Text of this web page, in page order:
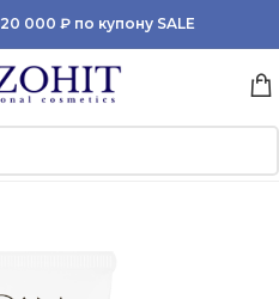
000 ₽ по купону SALE